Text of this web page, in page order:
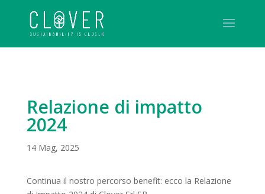
Relazione di impatto
2024
14 Mag, 2025
Continua il nostro percorso benefit: ecco la Relazione